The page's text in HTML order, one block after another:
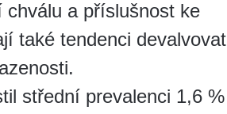
chválu a příslušnost ke
také tendenci devalvovat
střední prevalenci 1,6 %